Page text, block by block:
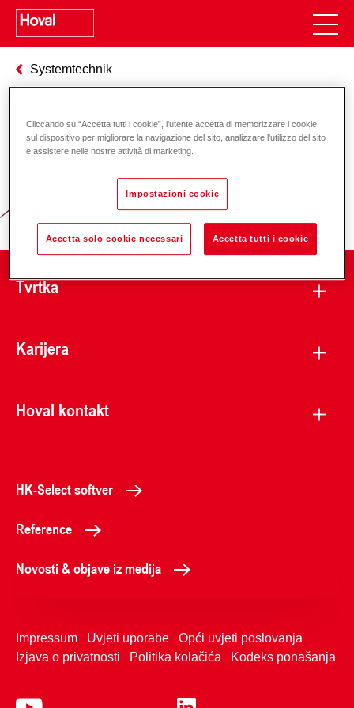
Systemtechnik
Odgovornost za energiju i okoliš
Tvrtka
Karijera
Hoval kontakt
HK-Select softver
Reference
Novosti & objave iz medija
Impressum Uvjeti uporabe
Opći uvjeti poslovanja
Izjava o privatnosti
Politika kolačića Kodeks ponašanja
Cliccando su “Accetta tutti i cookie”, l'utente accetta di memorizzare i cookie
sul dispositivo per migliorare la navigazione del sito, analizzare l'utilizzo del sito
e assistere nelle nostre attività di marketing.
Impostazioni cookie
Accetta solo cookie necessari Accetta tutti i cookie